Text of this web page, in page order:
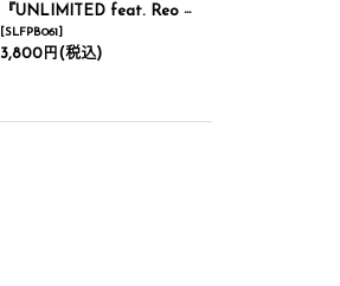
『UNLIMITED feat. Reo Honda & Jin Aoki』PHOTO BOOK
[SLFPB061]
3,800円 (税込)